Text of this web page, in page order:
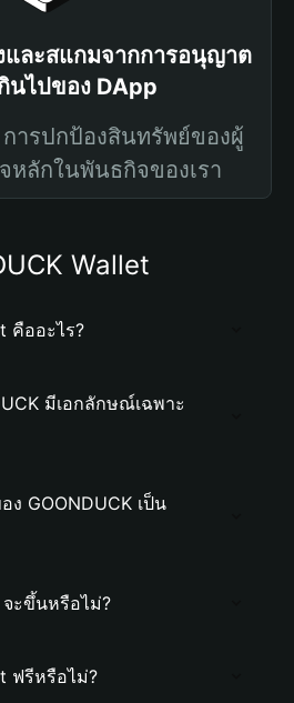
และสแกมจากการอนุญาต
นไปของ DApp
ารปกป้องสินทรัพย์ของผู้
หลักในพันธกิจของเรา
Wallet
คืออะไร?
มีเอกลักษณ์เฉพาะ
GOONDUCK เป็น
จะขึ้นหรือไม่?
ฟรีหรือไม่?